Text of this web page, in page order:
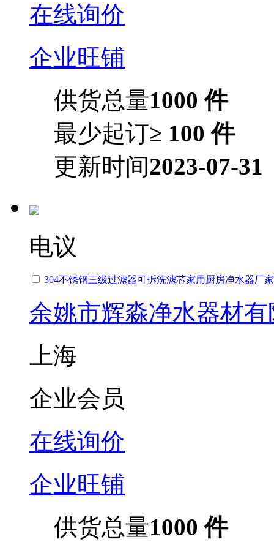
在线询价
企业旺铺
供货总量1000 件
最少起订≥ 100 件
更新时间2023-07-31
电议
304不锈钢三级过滤器可拆洗滤芯家用厨房净水器厂
余姚市辉淼净水器材
上海
企业会员
在线询价
企业旺铺
供货总量1000 件